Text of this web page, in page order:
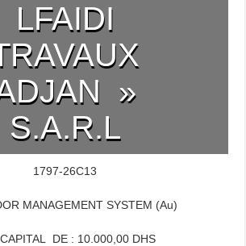
LFAIDI
»
S.A.R.L
1797-26C13
MANAGEMENT SYSTEM (Au)
DE : 10.000,00 DHS